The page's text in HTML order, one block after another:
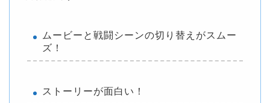
ムービーと戦闘シーンの切り替えがスムー
ズ！
ストーリーが面白い！